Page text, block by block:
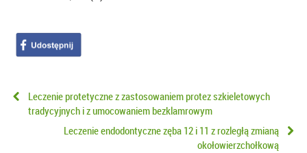
Leczenie protetyczne z zastosowaniem protez szkieletowych
tradycyjnych i z umocowaniem bezklamrowym
Leczenie endodontyczne zęba 12 i 11 z rozległą zmianą
okołowierzchołkową